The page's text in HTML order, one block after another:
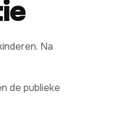
Na
de publieke